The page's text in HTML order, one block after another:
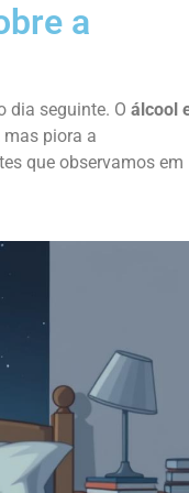
a
dia seguinte. O álcool
piora a
que observamos em